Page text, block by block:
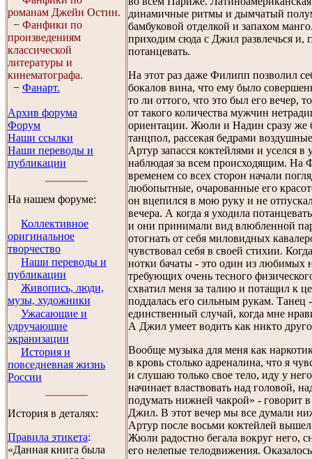
романам Джейн Остин.
− Фанфики по
произведениям
классической
литературы и
кинематографа.
− Фанарт.
Архив форума
Форум
Наши ссылки
Наши переводы и
публикации
На нашем форуме:
Коллективное
оригинальное
творчество
Наши переводы и
публикации
Живопись, люди,
музы, художники
Ужасающие и
удручающие
экранизации
История и
повседневная жизнь
России
История в деталях:
Правила этикета:
«Данная книга была
динамичные ритмы и дымчатый
бамбуковой отделкой и запахом
приходим сюда с Джил развлечься и,
потанцевать.
На этот раз даже Филипп позволил
бокалов вина, что ему было
то ли оттого, что это был его вечер,
от такого количества мужчин
ориентации. Жюли и Надин сразу же
танцпол, рассекая бедрами
Артур запасся коктейлями и уселся в
наблюдая за всем происходящим. На
временем со всех сторон начали
любопытные, очарованные его
он вцепился в мою руку и не
вечера. А когда я уходила
и они принимали вид влюбленной
отогнать от себя миловидных
чувствовал себя в своей стихии.
нотки бачаты - это один из любимых
требующих очень тесного
схватил меня за талию и потащил к
поддалась его сильным рукам. Танец
единственный случай, когда мне
А Джил умеет водить как никто
Вообще музыка для меня как
в кровь столько адреналина, что я
и слушаю только свое тело, иду у
начинает властвовать над головой,
подумать нижней чакрой» - говорит в
Джил. В этот вечер мы все думали
Артур после восьми коктейлей
Жюли радостно бегала вокруг него,
его нелепые телодвижения.